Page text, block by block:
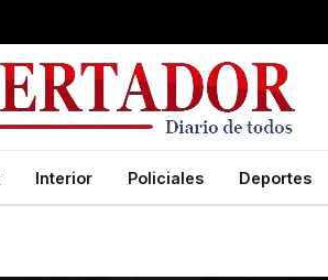
Interior Policiales Deportes